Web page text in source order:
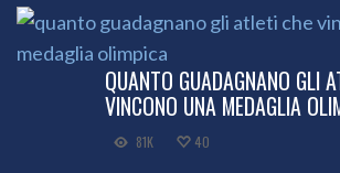
QUANTO GUADAGNANO GLI
VINCONO UNA MEDAGLIA
81K 40